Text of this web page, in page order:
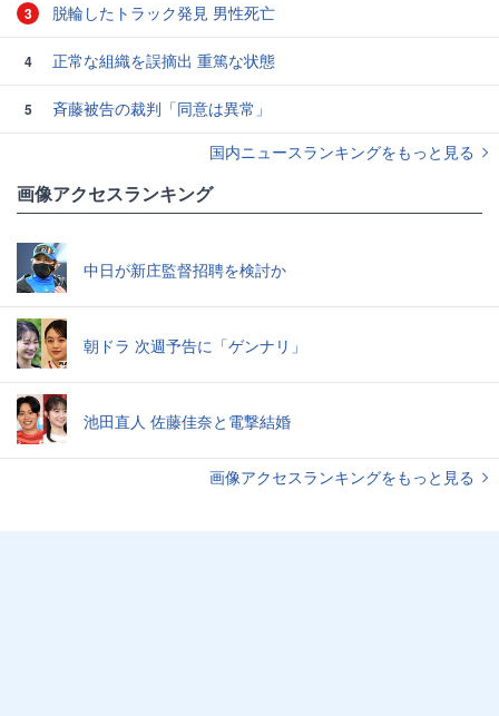
3 脱輪したトラック発見 男性死亡
4 正常な組織を誤摘出 重篤な状態
5
斉藤被告の裁判「同意は異常」
国内ニュースランキングをもっと見る
画像アクセスランキング
中日が新庄監督招聘を検討か
朝ドラ 次週予告に「ゲンナリ」
池田直人 佐藤佳奈と電撃結婚
画像アクセスランキングをもっと見る